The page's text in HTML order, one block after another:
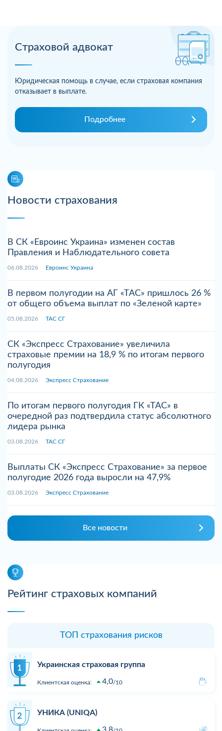
Страховой адвокат
Юридическая помощь в случае, если страховая компания
отказывает в выплате.
Подробнее
Новости страхования
В СК «Евроинс Украина» изменен состав
Правления и Наблюдательного совета
06.08.2026 Евроинс Украина
В первом полугодии на АГ «ТАС» пришлось 26 %
от общего объема выплат по «Зеленой карте»
05.08.2026 ТАС СГ
СК «Экспресс Страхование» увеличила
страховые премии на 18,9 % по итогам первого
полугодия
04.08.2026 Экспресс Страхование
По итогам первого полугодия ГК «ТАС» в
очередной раз подтвердила статус абсолютного
лидера рынка
03.08.2026 ТАС СГ
Выплаты СК «Экспресс Страхование» за первое
полугодие 2026 года выросли на 47,9%
03.08.2026 Экспресс Страхование
Все новости
Рейтинг страховых компаний
ТОП страхования рисков
Украинская страховая группа
Клиентская оценка: 4,0 10
УНИКА (UNIQA)